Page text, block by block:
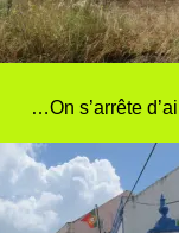
…On s’arrête